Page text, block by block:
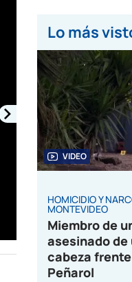
Lo más
VIDEO
HOMICIDIO Y
MONTEVIDEO
Miembro de
asesinado de
cabeza
Peñarol